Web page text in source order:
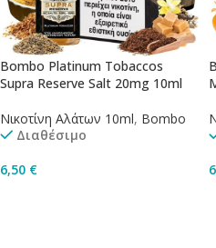
Bombo Platinum Tobaccos
Supra Reserve Salt 20mg 10ml
Νικοτίνη Αλάτων 10ml, Bombo
Διαθέσιμο
6,50 €